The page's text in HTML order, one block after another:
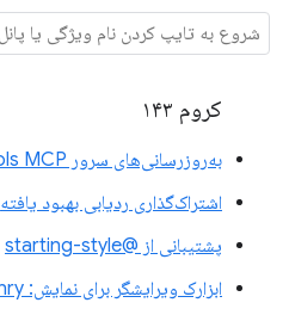
کروم ۱۴۳
به‌روزرسانی‌های سرور DevTools MCP
اشتراک‌گذاری ردیابی بهبود یافته
پشتیبانی از @starting-style
ابزارک ویرایشگر برای نمایش: masonry